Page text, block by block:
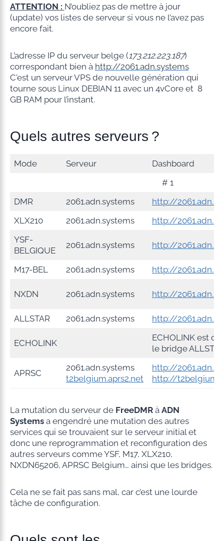
ATTENTION : N’oubliez pas de mettre à jour
(update) vos listes de serveur si vous ne l’avez pas
encore fait.
L’adresse IP du serveur belge (173.212.223.187)
correspondant bien à http://2061.adn.systems
C'est un serveur VPS de nouvelle génération qui
tourne sous Linux DEBIAN 11 avec un 4vCore et 8
GB RAM pour l’instant.
Quels autres serveurs ?
Mode Serveur
Dashboard
# 1
DMR
2061.adn.systems
http://
XLX210
2061.adn.systems
http://
YSF-
BELGIQUE
2061.adn.systems http://
M17-BEL 2061.adn.systems http://
NXDN 2061.adn.systems http://
ALLSTAR 2061.adn.systems http://
ECHOLINK
ECHOLINK est
le bridge
APRSC
2061.adn.systems
t2belgium.aprs2.net
http://
http://
La mutation du serveur de FreeDMRà ADN
Systemsa engendré une mutation des autres
services qui se trouvaient sur le serveur initial et
donc une reprogrammation et reconfiguration des
autres serveurs comme YSF, M17, XLX210,
NXDN65206, APRSC Belgium… ainsi que les bridges.
Cela ne se fait pas sans mal, car c’est une lourde
tâche de configuration.